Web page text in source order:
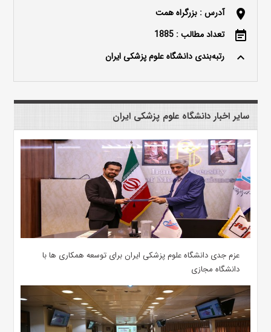
location_on آدرس : بزرگراه همت
event_note تعداد مطالب : 1885
keyboard_arrow_up رتبه‌بندی دانشگاه علوم پزشکی ایران
سایر اخبار دانشگاه علوم پزشکی ایران
عزم جدی دانشگاه علوم پزشکی ایران برای توسعه همکاری ها با
دانشگاه مجازی